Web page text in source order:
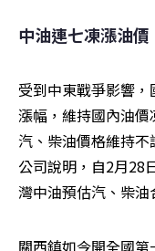
中油連七凍漲油
受到中東戰爭影響
漲幅，維持國內油價
汽、柴油價格維持
公司說明，自2月28
灣中油預估汽、柴油
關西鎮如今開全國